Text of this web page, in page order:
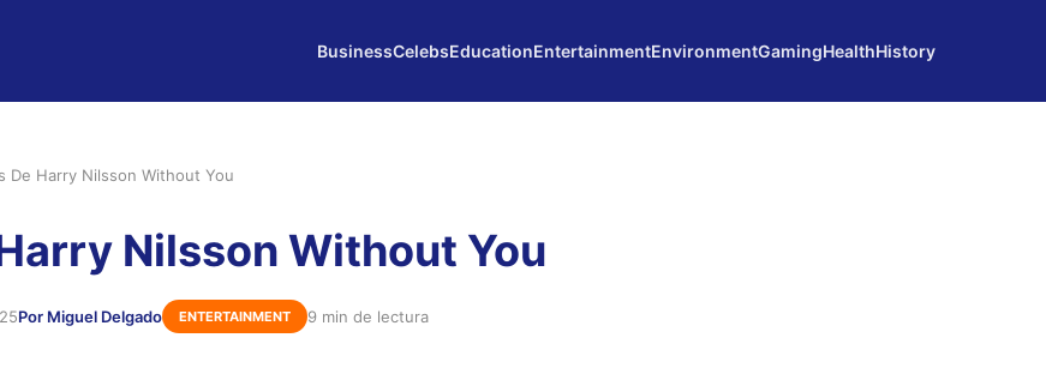
BusinessCelebsEducationEntertainmentEnvironmentGamingHealthHistory
De Harry Nilsson Without You
Nilsson Without You
Por Miguel Delgado ENTERTAINMENT 9 min de lectura